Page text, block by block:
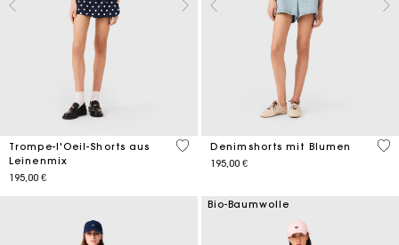
Trompe-l'Oeil-Shorts aus
Leinenmix
195,00 €
3,5 out of 5 Customer Rating
Denimshorts mit Blumen
195,00 €
4,2
Bio-Baumwolle